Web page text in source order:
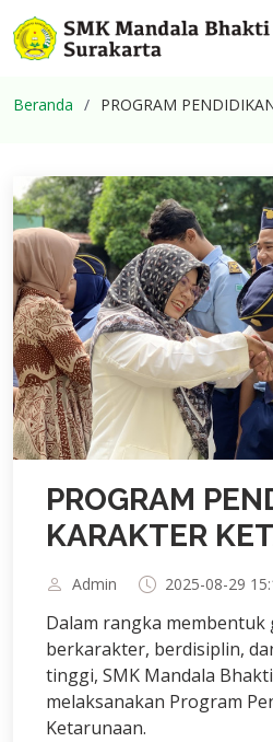
Beranda PROGRAM
PROGRAM
KARAKTER
Admin 2025-08-29
Dalam rangka membentuk
berkarakter, berdisiplin,
tinggi, SMK Mandala
melaksanakan Program
Ketarunaan.